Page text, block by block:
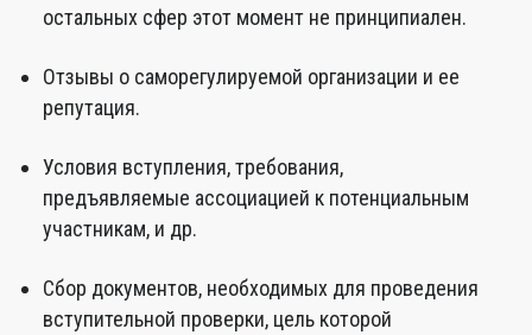
остальных сфер этот момент не принципиален.
Отзывы о саморегулируемой организации и ее
репутация.
Условия вступления, требования,
предъявляемые ассоциацией к потенциальным
участникам, и др.
Сбор документов, необходимых для проведения
вступительной проверки, цель которой